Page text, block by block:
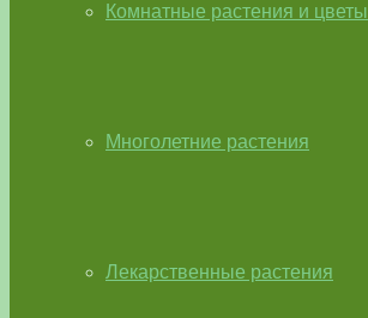
Комнатные растения и цветы
Многолетние растения
Лекарственные растения